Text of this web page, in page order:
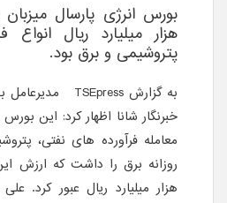
هزار میلیارد ریال انواع
پتروشیمی و برق بود.
به گزارش TSEpress
مدیرعامل
خبرنگار شانا اظهار کرد: این
معامله فرآورده های نفتی،
هزار میلیارد ریال عبور کرد.